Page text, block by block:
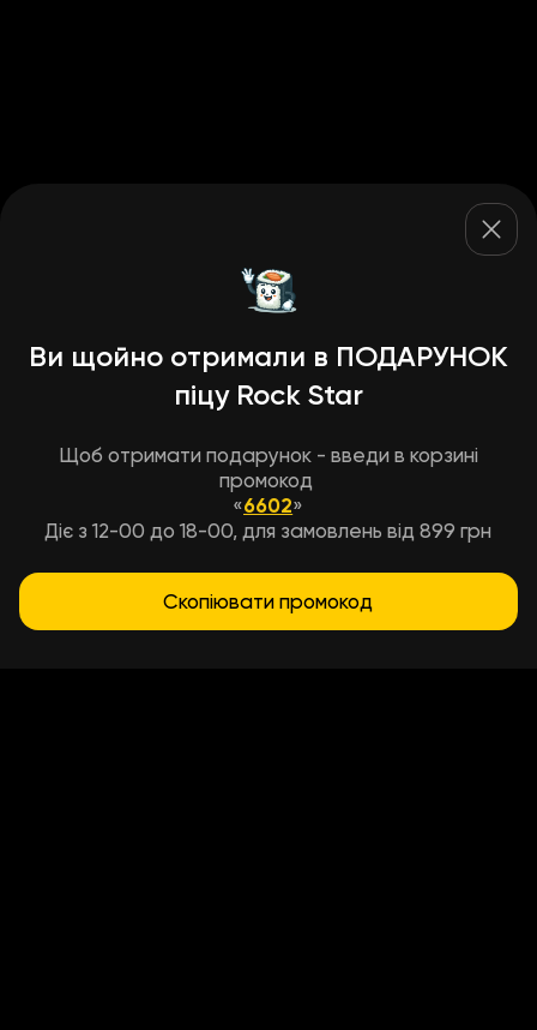
Ви щойно отримали в ПОДАРУНОК
піцу Rock Star
Щоб отримати подарунок - введи в корзині
промокод
«6602»
Діє з 12-00 до 18-00, для замовлень від 899 грн
Скопіювати промокод